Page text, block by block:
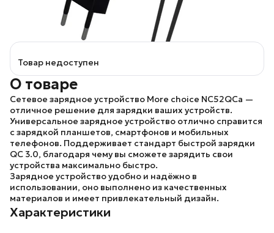
Товар недоступен
О товаре
Сетевое зарядное устройство More choice NC52QCa —
отличное решение для зарядки ваших устройств.
Универсальное зарядное устройство отлично справится
с зарядкой планшетов, смартфонов и мобильных
телефонов. Поддерживает стандарт быстрой зарядки
QC 3.0, благодаря чему вы сможете зарядить свои
устройства максимально быстро.
Зарядное устройство удобно и надёжно в
использовании, оно выполнено из качественных
материалов и имеет привлекательный дизайн.
Характеристики